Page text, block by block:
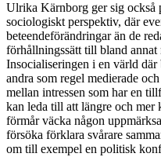
Ulrika Kärnborg ger sig också
sociologiskt perspektiv, där
beteendeförändringar än de
förhållningssätt till bland annat
Insocialiseringen i en värld
andra som regel medierade
mellan intressen som har en
kan leda till att längre och mer
förmår väcka någon
försöka förklara svårare
om till exempel en politisk